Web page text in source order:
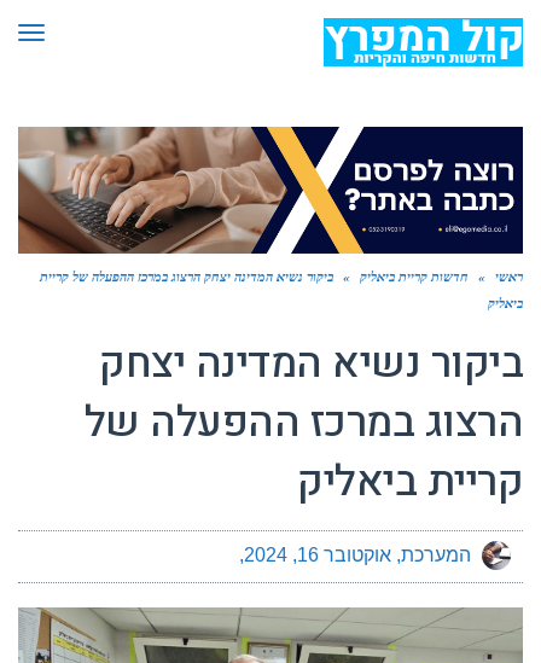
ראשי » חדשות קריית ביאליק »
ביקור נשיא המדינה יצחק הרצוג במרכז ההפעלה של קריית
ביאליק
ביקור נשיא המדינה יצחק
הרצוג במרכז ההפעלה של
קריית ביאליק
המערכת אוקטובר 16, 2024